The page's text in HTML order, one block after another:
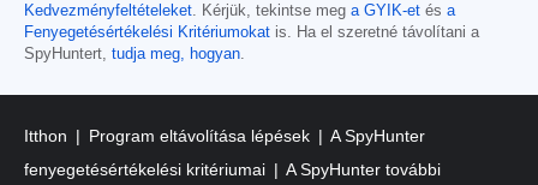
Kedvezményfeltételeket. Kérjük, tekintse meg a GYIK-et és a
Fenyegetésértékelési Kritériumokat is. Ha el szeretné távolítani a
SpyHuntert, tudja meg, hogyan.
Itthon Program eltávolítása lépések
A SpyHunter
fenyegetésértékelési kritériumai
A SpyHunter további